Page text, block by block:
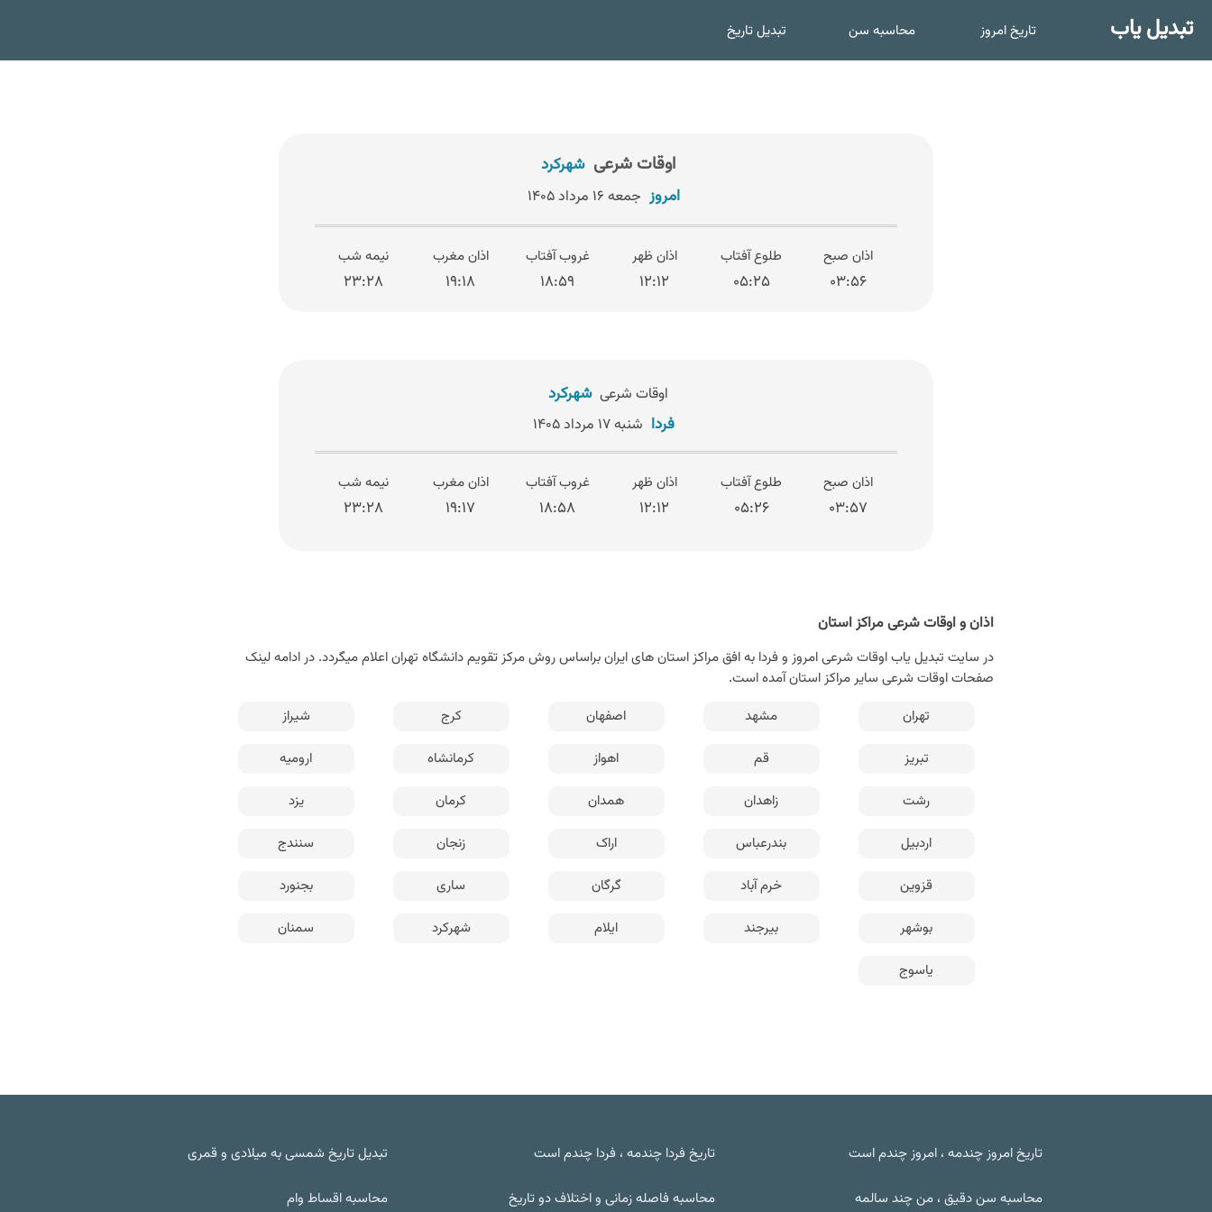
تبدیل یاب تاریخ امروز محاسبه سن تبدیل تاریخ
اوقات شرعی شهرکرد
امروز جمعه ۱۶ مرداد ۱۴۰۵
اذان صبح
۰۳:۵۶
طلوع آفتاب
۰۵:۲۵
اذان ظهر
۱۲:۱۲
غروب آفتاب
۱۸:۵۹
اذان مغرب
۱۹:۱۸
نیمه شب
۲۳:۲۸
اوقات شرعی شهرکرد
فردا شنبه ۱۷ مرداد ۱۴۰۵
اذان صبح
۰۳:۵۷
طلوع آفتاب
۰۵:۲۶
اذان ظهر
۱۲:۱۲
غروب آفتاب
۱۸:۵۸
اذان مغرب
۱۹:۱۷
نیمه شب
۲۳:۲۸
اذان و اوقات شرعی مراکز استان
در سایت تبدیل یاب اوقات شرعی امروز و فردا به افق مراکز استان های ایران براساس روش مرکز تقویم دانشگاه تهران اعلام میگردد. در ادامه لینک
صفحات اوقات شرعی سایر مراکز استان آمده است.
تهران
مشهد اصفهان کرج شیراز
تبریز قم اهواز کرمانشاه ارومیه
رشت زاهدان همدان کرمان یزد
اردبیل بندرعباس اراک زنجان سنندج
قزوین خرم آباد گرگان ساری بجنورد
بوشهر بیرجند ایلام شهرکرد سمنان
یاسوج
تاریخ امروز چندمه ، امروز چندم است تاریخ فردا چندمه ، فردا چندم است تبدیل تاریخ شمسی به میلادی و قمری
محاسبه سن دقیق ، من چند سالمه محاسبه فاصله زمانی و اختلاف دو تاریخ محاسبه اقساط وام